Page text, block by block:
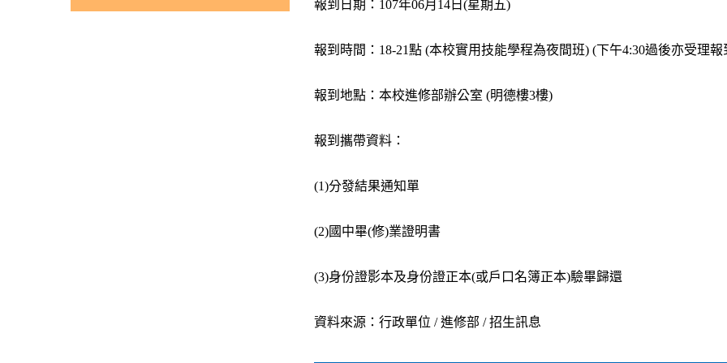
報到日期：107年06月14日(星期五)
報到時間：18-21點 (本校實用技能學程為夜間班) (下午4:30過後亦受理報
報到地點：本校進修部辦公室 (明德樓3樓)
報到攜帶資料：
(1)分發結果通知單
(2)國中畢(修)業證明書
(3)身份證影本及身份證正本(或戶口名簿正本)驗畢歸還
資料來源：行政單位 / 進修部 / 招生訊息